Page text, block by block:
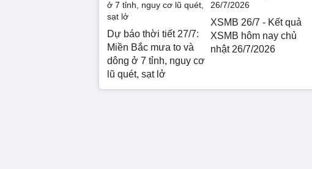
Dự báo thời tiết 27/7:
Miền Bắc mưa to và
dông ở 7 tỉnh, nguy cơ
lũ quét, sạt lở
XSMB 26/7 - Kết quả
XSMB hôm nay chủ
nhật 26/7/2026